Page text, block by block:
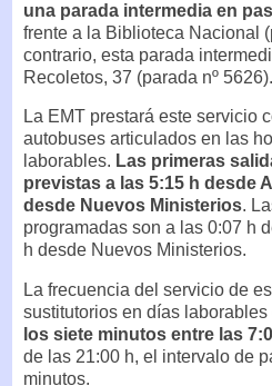
una parada intermedia en
frente a la Biblioteca Nacional
contrario, esta parada
Recoletos, 37 (parada nº 5626).
La EMT prestará este servicio
autobuses articulados en las
laborables. Las primeras
previstas a las 5:15 h desde
desde Nuevos Ministerios.
programadas son a las 0:07 h
h desde Nuevos Ministerios.
La frecuencia del servicio de
sustitutorios en días laborables
los siete minutos entre las
de las 21:00 h, el intervalo de
minutos.